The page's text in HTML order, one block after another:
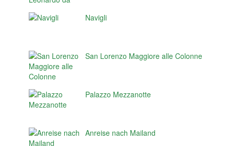
Navigli
San Lorenzo Maggiore alle Colonne
Palazzo Mezzanotte
Anreise nach Mailand